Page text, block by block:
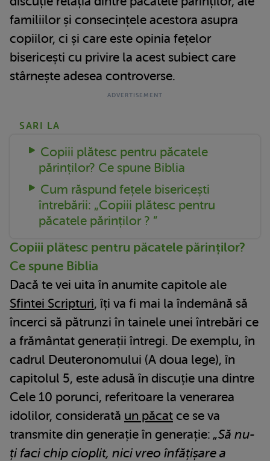
familiilor și consecințele acestora asupra
copiilor, ci și care este opinia fețelor
bisericești cu privire la acest subiect care
stârnește adesea controverse.
SARI LA
Copiii plătesc pentru păcatele
părinților? Ce spune Biblia
Cum răspund fețele bisericești
întrebării: „Copiii plătesc pentru
păcatele părinților ? ”
Copiii plătesc pentru păcatele părinților?
Ce spune Biblia
Dacă te vei uita în anumite capitole ale
Sfintei Scripturi, îți va fi mai la îndemână să
încerci să pătrunzi în tainele unei întrebări ce
a frământat generații întregi. De exemplu, în
cadrul Deuteronomului (A doua lege), în
capitolul 5, este adusă în discuție una dintre
Cele 10 porunci, referitoare la venerarea
idolilor, considerată un păcat ce se va
transmite din generație în generație: „Să nu-
ți faci chip cioplit, nici vreo înfățișare a